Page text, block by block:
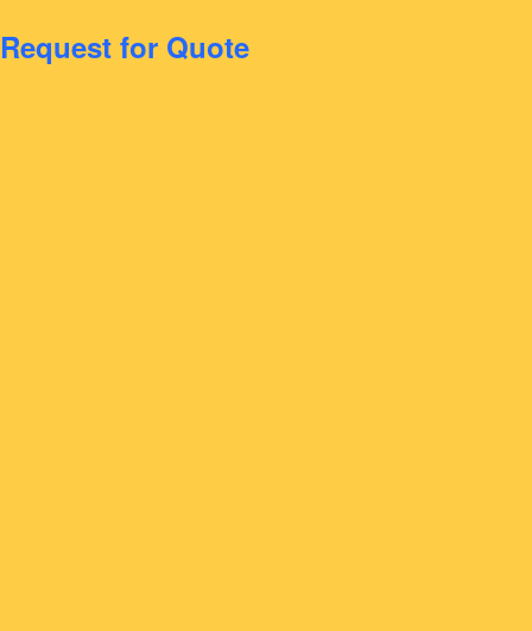
Request for Quote